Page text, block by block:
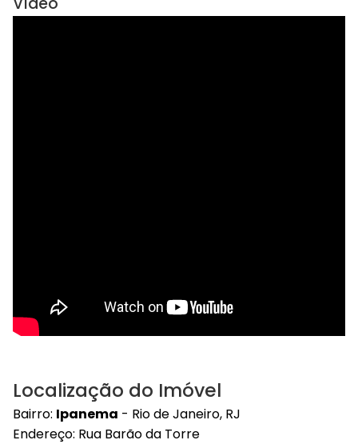
Localização do Imóvel
Bairro: Ipanema - Rio de Janeiro, RJ
Endereço: Rua Barão da Torre